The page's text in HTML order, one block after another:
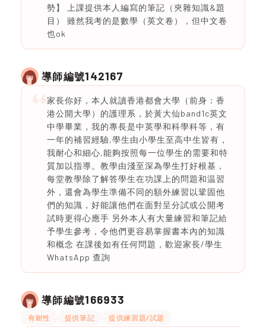
勢】 上課提供本人編寫的筆記（夾雜知識&題
目） 雖然我考的是數學（英文卷），但中文卷
也ok
導師編號142167
家長你好，本人就讀香港都會大學（前身：香
港公開大學）的護理系，於黃大仙band1c英文
中學畢業，我的專長是中英學和科學科等，有
一年的補習經驗,學生由小學生至高中生皆有，
我耐心和細心,能夠按照每一位學生的需要和特
質加以指導。教學由淺至深為學生打好根基，
每堂教學除了解答學生在功課上的問題和温習
外，還會為學生準備不同的額外練習以鞏固他
們的知識，好能讓他們在面對呈分試或公開考
試時更得心應手 另外本人有大量練習和筆記給
予學生參考，令他們更容易掌握書本內的知識
和概念 在課後如有任何問題，歡迎家長/學生
WhatsApp 查詢
導師編號166933
有耐性 提供筆記 提供練習題/試題